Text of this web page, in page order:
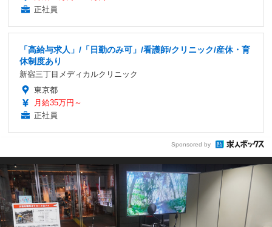
正社員
「高給与求人」/「日勤のみ可」/看護師/クリニック/産休・育
休制度あり
新宿三丁目メディカルクリニック
東京都
月給35万円～
正社員
Sponsored by